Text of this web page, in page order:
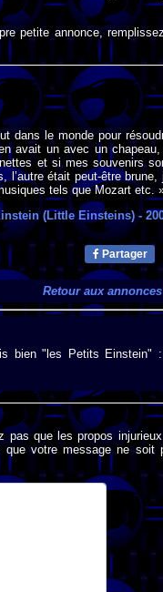
petite annonce,
dans le monde pour
avait un avec un
et si mes souvenirs
était peut-être brune,
tels que Mozart etc.
(Little Einsteins)-
Partager
Retour aux annonces
bien "les Petits Einstein" :
pas que les propos
votre message ne soit